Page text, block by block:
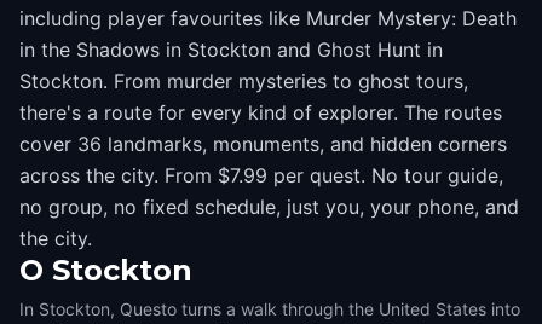
including player favourites like Murder Mystery: Death
in the Shadows in Stockton and Ghost Hunt in
Stockton. From murder mysteries to ghost tours,
there's a route for every kind of explorer. The routes
cover 36 landmarks, monuments, and hidden corners
across the city. From $7.99 per quest. No tour guide,
no group, no fixed schedule, just you, your phone, and
the city.
O Stockton
In Stockton, Questo turns a walk through the United States into